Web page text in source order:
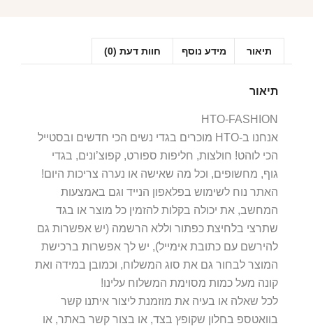
תיאור מידע נוסף חוות דעת (0)
תיאור
HTO-FASHION
אנחנו ב-HTO מוכרים בגדי נשים הכי חדשים ובסטייל
הכי לוהט! חולצות, חליפות ספורט, קפוצ’ונים, בגדי
גוף, מחשופים, וכל מה שאישה או נערה צריכות היום!
האתר נוח לשימוש בפלאפון הנייד וגם באמצעות
המחשב, את יכולה בקלות להזמין כל מוצר או בגד
שתרצי בלחיצת כפתור וללא הרשמה (יש אפשרות גם
להירשם עם כתובת אימייל), יש לך אפשרות ברכישת
המוצר לבחור גם את סוג המשלוח, וכמובן במידה ואת
קונה מעל כמות מסוימת המשלוח עלינו!
לכל שאלה או בעיה את מוזמנת ליצור איתנו קשר
בוואטספ בחלון שקופץ בצד, או בצור קשר באתר, או